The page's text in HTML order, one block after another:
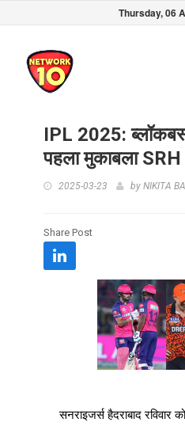
Thursday, 06
IPL 2025:
पहला मुकाबला
2025-03-23 by NIKITA
Share Post
सनराइजर्स हैदराबाद रविवार